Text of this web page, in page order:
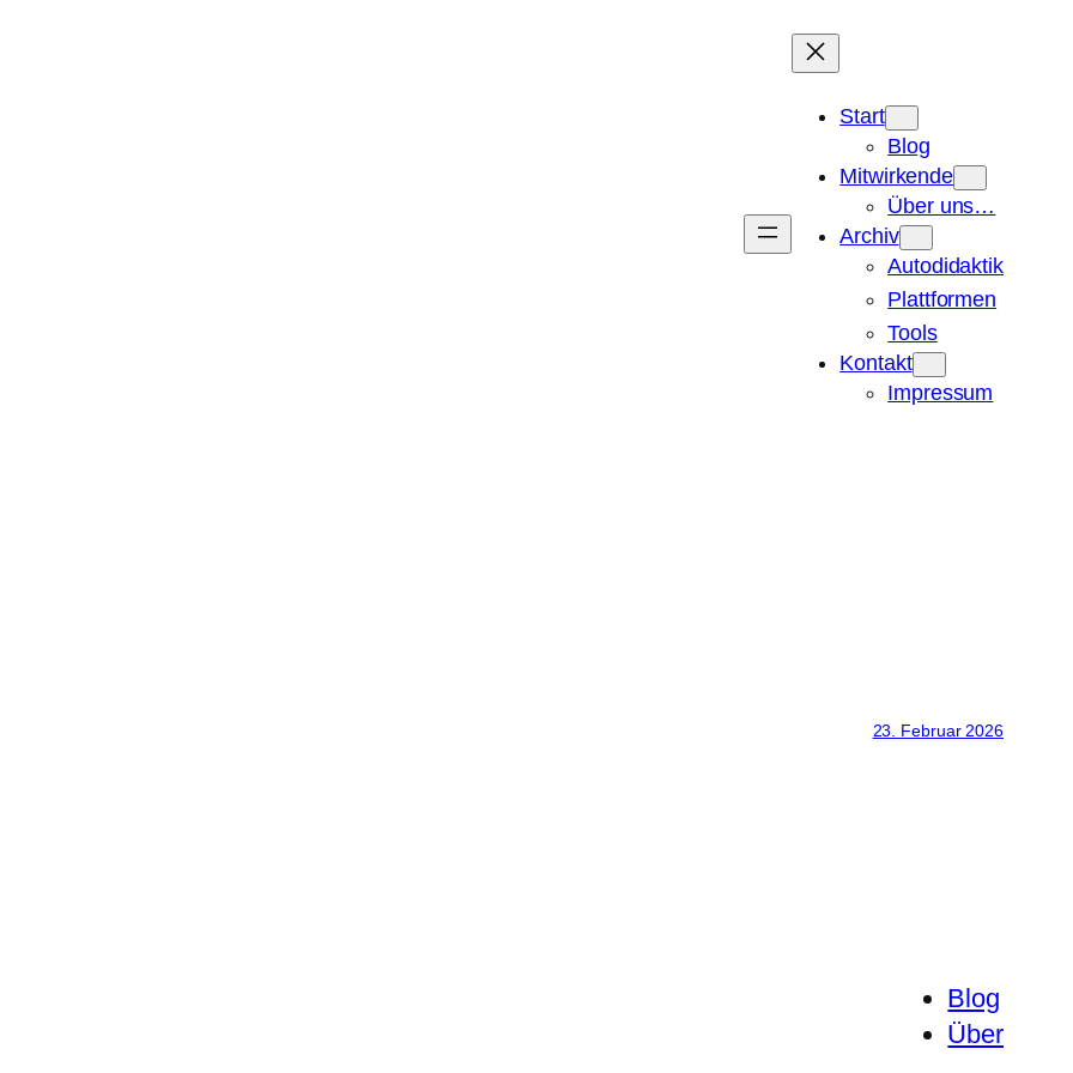
Start
Blog
Mitwirkende
Über uns…
Archiv
Autodidaktik
Plattformen
Tools
Kontakt
Impressum
23. Februar 2026
Blog
Über